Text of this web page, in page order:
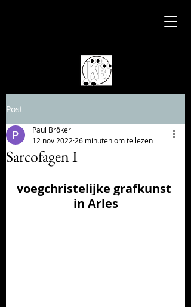
Post
Sarcofagen I
Paul Bröker
12 nov 2022 26 minuten om te lezen
voegchristelijke grafkunst
in Arles